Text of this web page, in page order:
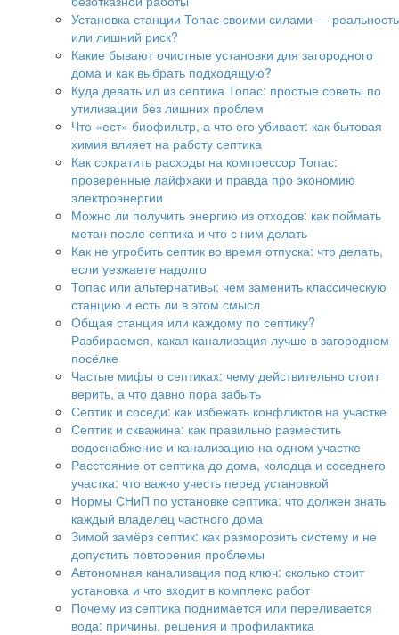
Установка станции Топас своими силами — реальность
или лишний риск?
Какие бывают очистные установки для загородного
дома и как выбрать подходящую?
Куда девать ил из септика Топас: простые советы по
утилизации без лишних проблем
Что «ест» биофильтр, а что его убивает: как бытовая
химия влияет на работу септика
Как сократить расходы на компрессор Топас:
проверенные лайфхаки и правда про экономию
электроэнергии
Можно ли получить энергию из отходов: как поймать
метан после септика и что с ним делать
Как не угробить септик во время отпуска: что делать,
если уезжаете надолго
Топас или альтернативы: чем заменить классическую
станцию и есть ли в этом смысл
Общая станция или каждому по септику?
Разбираемся, какая канализация лучше в загородном
посёлке
Частые мифы о септиках: чему действительно стоит
верить, а что давно пора забыть
Септик и соседи: как избежать конфликтов на участке
Септик и скважина: как правильно разместить
водоснабжение и канализацию на одном участке
Расстояние от септика до дома, колодца и соседнего
участка: что важно учесть перед установкой
Нормы СНиП по установке септика: что должен знать
каждый владелец частного дома
Зимой замёрз септик: как разморозить систему и не
допустить повторения проблемы
Автономная канализация под ключ: сколько стоит
установка и что входит в комплекс работ
Почему из септика поднимается или переливается
вода: причины, решения и профилактика